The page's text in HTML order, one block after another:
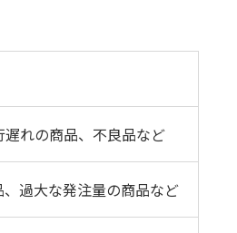
れの商品、不良品など
過大な発注量の商品など